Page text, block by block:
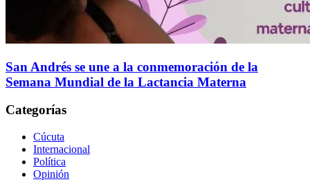
San Andrés se une a la conmemoración de la
Semana Mundial de la Lactancia Materna
Categorías
Cúcuta
Internacional
Política
Opinión